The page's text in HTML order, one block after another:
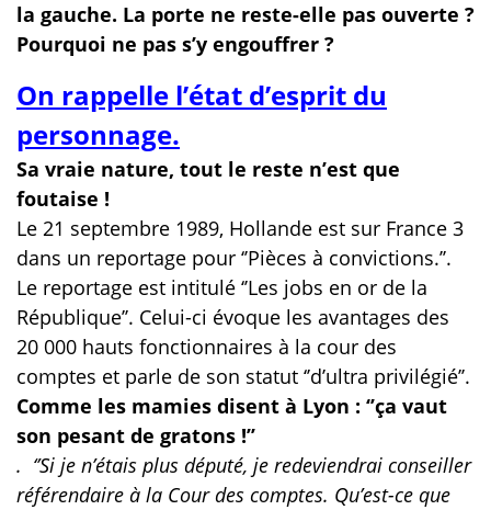
la gauche. La porte ne reste-elle pas ouverte ?
Pourquoi ne pas s’y engouffrer ?
On rappelle l’état d’esprit du
personnage.
Sa vraie nature, tout le reste n’est que
foutaise !
Le 21 septembre 1989, Hollande est sur France 3
dans un reportage pour ‘’Pièces à convictions.’’.
Le reportage est intitulé ‘’Les jobs en or de la
République’’. Celui-ci évoque les avantages des
20 000 hauts fonctionnaires à la cour des
comptes et parle de son statut ‘’d’ultra privilégié’’.
Comme les mamies disent à Lyon : ‘’ça vaut
son pesant de gratons !’’
. ‘’Si je n’étais plus député, je redeviendrai conseiller
référendaire à la Cour des comptes. Qu’est-ce que